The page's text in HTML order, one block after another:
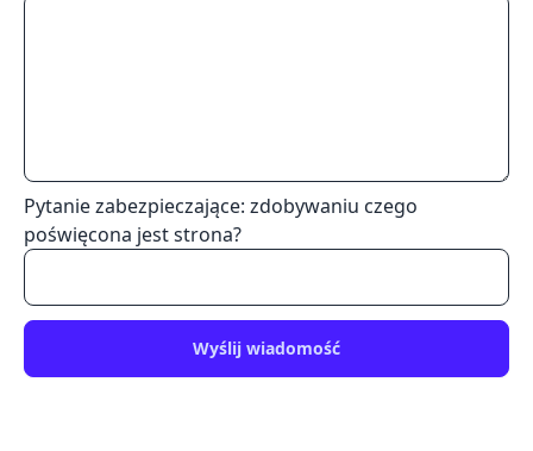
Pytanie zabezpieczające: zdobywaniu czego
poświęcona jest strona?